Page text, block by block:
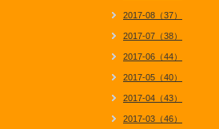
2017-08（37）
2017-07（38）
2017-06（44）
2017-05（40）
2017-04（43）
2017-03（46）